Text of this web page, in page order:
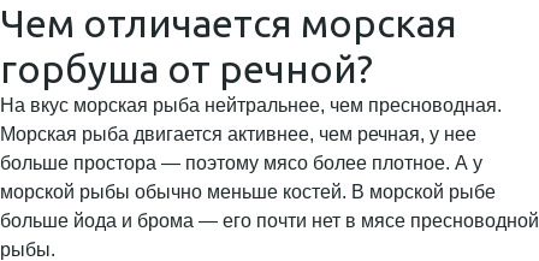
Чем отличается морская
горбуша от речной?
На вкус морская рыба нейтральнее, чем пресноводная.
Морская рыба двигается активнее, чем речная, у нее
больше простора — поэтому мясо более плотное. А у
морской рыбы обычно меньше костей. В морской рыбе
больше йода и брома — его почти нет в мясе пресноводной
рыбы.